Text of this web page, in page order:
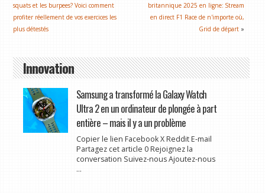
squats et les burpees? Voici comment
profiter réellement de vos exercices les
plus détestés
britannique 2025 en ligne: Stream
en direct F1 Race de n'importe où,
Grid de départ »
Innovation
Samsung a transformé la Galaxy Watch
Ultra 2 en un ordinateur de plongée à part
entière – mais il y a un problème
Copier le lien Facebook X Reddit E-mail
Partagez cet article 0 Rejoignez la
conversation Suivez-nous Ajoutez-nous
...